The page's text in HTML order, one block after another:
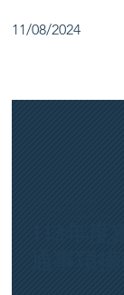
11/08/2024